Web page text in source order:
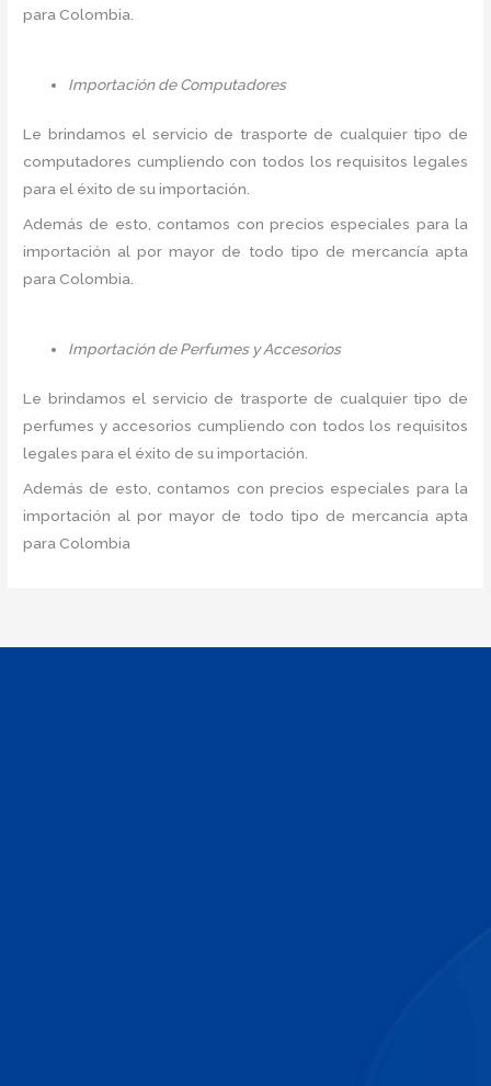
para Colombia.
Importación de Computadores
Le brindamos el servicio de trasporte de cualquier tipo de
computadores cumpliendo con todos los requisitos legales
para el éxito de su importación.
Además de esto, contamos con precios especiales para la
importación al por mayor de todo tipo de mercancía apta
para Colombia.
Importación de Perfumes y Accesorios
Le brindamos el servicio de trasporte de cualquier tipo de
perfumes y accesorios cumpliendo con todos los requisitos
legales para el éxito de su importación.
Además de esto, contamos con precios especiales para la
importación al por mayor de todo tipo de mercancía apta
para Colombia